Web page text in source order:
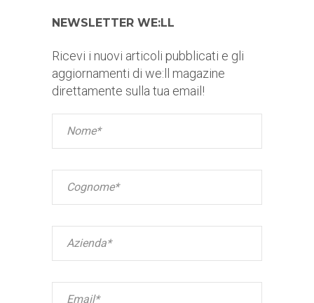
NEWSLETTER WE:LL
Ricevi i nuovi articoli pubblicati e gli
aggiornamenti di we:ll magazine
direttamente sulla tua email!